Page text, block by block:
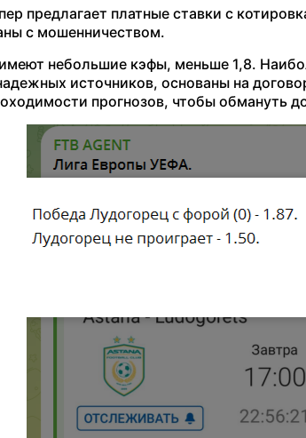
предлагает платные ставки с
с мошенничеством.
небольшие кэфы, меньше 1,8.
источников, основаны на
прогнозов, чтобы обмануть